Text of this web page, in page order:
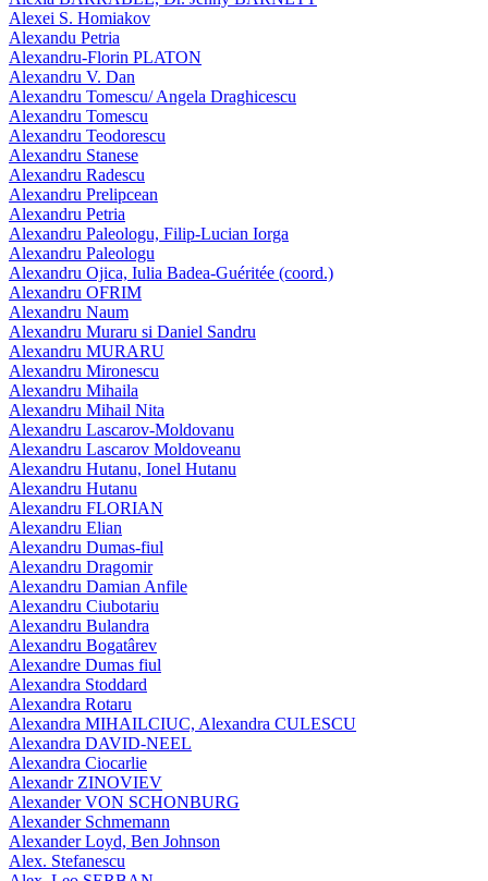
Alexei S. Homiakov
Alexandu Petria
Alexandru-Florin PLATON
Alexandru V. Dan
Alexandru Tomescu/ Angela Draghicescu
Alexandru Tomescu
Alexandru Teodorescu
Alexandru Stanese
Alexandru Radescu
Alexandru Prelipcean
Alexandru Petria
Alexandru Paleologu, Filip-Lucian Iorga
Alexandru Paleologu
Alexandru Ojica, Iulia Badea-Guéritée (coord.)
Alexandru OFRIM
Alexandru Naum
Alexandru Muraru si Daniel Sandru
Alexandru MURARU
Alexandru Mironescu
Alexandru Mihaila
Alexandru Mihail Nita
Alexandru Lascarov-Moldovanu
Alexandru Lascarov Moldoveanu
Alexandru Hutanu, Ionel Hutanu
Alexandru Hutanu
Alexandru FLORIAN
Alexandru Elian
Alexandru Dumas-fiul
Alexandru Dragomir
Alexandru Damian Anfile
Alexandru Ciubotariu
Alexandru Bulandra
Alexandru Bogatârev
Alexandre Dumas fiul
Alexandra Stoddard
Alexandra Rotaru
Alexandra MIHAILCIUC, Alexandra CULESCU
Alexandra DAVID-NEEL
Alexandra Ciocarlie
Alexandr ZINOVIEV
Alexander VON SCHONBURG
Alexander Schmemann
Alexander Loyd, Ben Johnson
Alex. Stefanescu